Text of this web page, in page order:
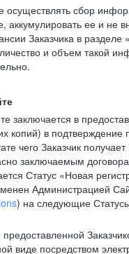
осуществлять сбор
аккумулировать ее и не
Заказчика в
и объем такой
заключается в
копий) в
чего Заказчик
заключаемым
Статус «Новая
Администрацией
) на следующие
виде посредством